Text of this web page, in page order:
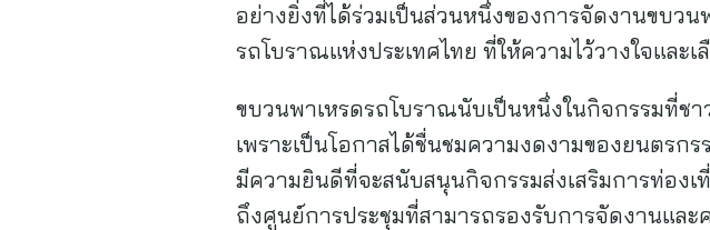
อย่างยิ่งที่ได้ร่วมเป็นส่วนหนึ่งของการจัดงานขบว
รถโบราณแห่งประเทศไทย ที่ให้ความไว้วางใจแล
ขบวนพาเหรดรถโบราณนับเป็นหนึ่งในกิจกรรมที่ช
เพราะเป็นโอกาสได้ชื่นชมความงดงามของยนตร
มีความยินดีที่จะสนับสนุนกิจกรรมส่งเสริมการท่อง
ถึงศูนย์การประชุมที่สามารถรองรับการจัดงานแล